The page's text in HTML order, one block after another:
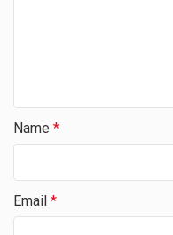
Name *
Email *